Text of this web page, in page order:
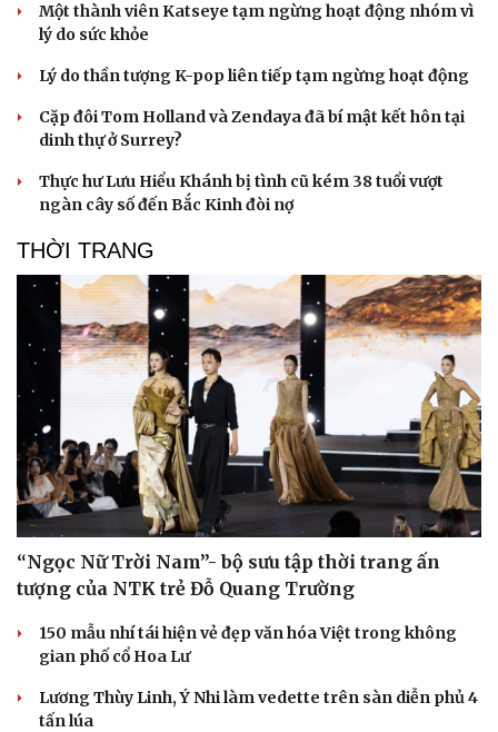
Du lịch
Săn Tour
check-in
Podcast
Đọc truyện đêm khuya
Cửa sổ tình yêu
Một thành viên Katseye tạm ngừng hoạt động nhóm vì
lý do sức khỏe
Lý do thần tượng K-pop liên tiếp tạm ngừng hoạt động
Cặp đôi Tom Holland và Zendaya đã bí mật kết hôn tại
dinh thự ở Surrey?
Thực hư Lưu Hiểu Khánh bị tình cũ kém 38 tuổi vượt
ngàn cây số đến Bắc Kinh đòi nợ
THỜI TRANG
“Ngọc Nữ Trời Nam”- bộ sưu tập thời trang ấn
tượng của NTK trẻ Đỗ Quang Trường
150 mẫu nhí tái hiện vẻ đẹp văn hóa Việt trong không
gian phố cổ Hoa Lư
Lương Thùy Linh, Ý Nhi làm vedette trên sàn diễn phủ 4
tấn lúa